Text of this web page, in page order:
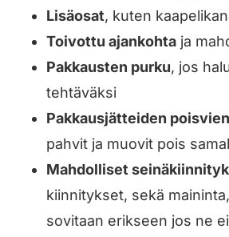
Lisäosat, kuten
Toivottu ajankohtaja
Pakkausten purku, jos
tehtäväksi
Pakkausjätteiden
pahvit ja muovit pois
Mahdolliset
kiinnitykset, sekä
sovitaan erikseen jos ne